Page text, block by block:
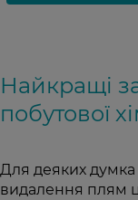
Найкращі
побутової
Для деяких
видалення плям